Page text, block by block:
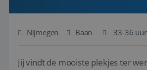
Nijmegen Baan 33-36 uur
Jij vindt de mooiste plekjes ter